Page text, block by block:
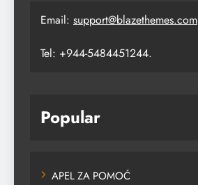
Email: support@blazethemes.com
Tel: +944-5484451244.
Popular
APEL ZA POMOĆ